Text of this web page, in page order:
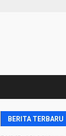
BERITA TERBARU